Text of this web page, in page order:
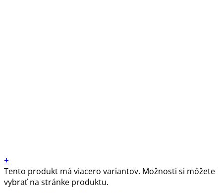
+
Tento produkt má viacero variantov. Možnosti si môžete
vybrať na stránke produktu.